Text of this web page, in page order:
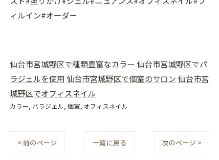
ィルイン#オーダー
仙台市宮城野区で種類豊富なカラー 仙台市宮城野区でパ
ラジェルを使用 仙台市宮城野区で個室のサロン 仙台市宮
城野区でオフィスネイル
カラー パラジェル 個室 オフィスネイル
< 前のページ 一覧に戻る 次のページ >